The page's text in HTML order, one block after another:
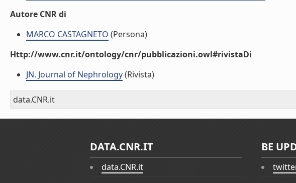
Autore CNR di
MARCO CASTAGNETO (Persona)
Http://www.cnr.it/ontology/cnr/pubblicazioni.owl#rivistaDi
JN. Journal of Nephrology(Rivista)
data.CNR.it
DATA.CNR.IT
data.CNR.it
BE